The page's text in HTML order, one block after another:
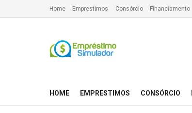
Home Emprestimos Consórcio Financiamento
HOME EMPRESTIMOS CONSÓRCIO